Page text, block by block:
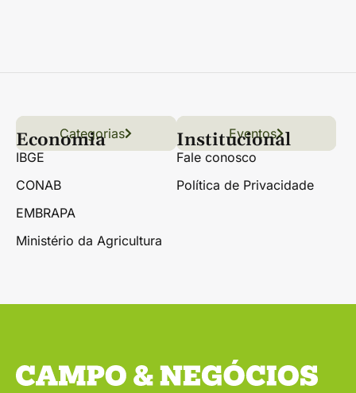
Links úteis
Conteúdo Grãos
Florestas Hortifrúti
Categorias Eventos
Economia
IBGE
CONAB
EMBRAPA
Ministério da Agricultura
Institucional
Fale conosco
Política de Privacidade